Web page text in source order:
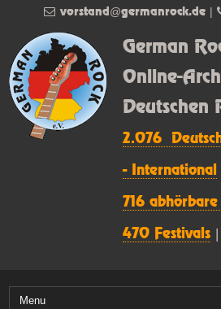
German
Online-
Deutschen
2.076
- International
716
470 Festivals
vorstand@germanrock.de|